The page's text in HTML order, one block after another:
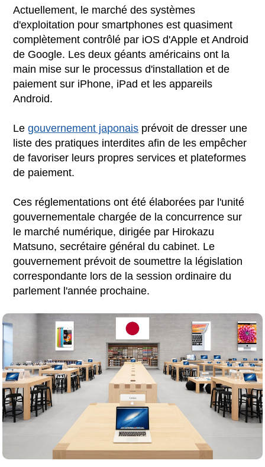
Actuellement, le marché des systèmes
d'exploitation pour smartphones est quasiment
complètement contrôlé par iOS d'Apple et Android
de Google. Les deux géants américains ont la
main mise sur le processus d'installation et de
paiement sur iPhone, iPad et les appareils
Android.
Legouvernement japonais prévoit de dresser une
liste des pratiques interdites afin de les empêcher
de favoriser leurs propres services et plateformes
de paiement.
Ces réglementations ont été élaborées par l'unité
gouvernementale chargée de la concurrence sur
le marché numérique, dirigée par Hirokazu
Matsuno, secrétaire général du cabinet. Le
gouvernement prévoit de soumettre la législation
correspondante lors de la session ordinaire du
parlement l'année prochaine.